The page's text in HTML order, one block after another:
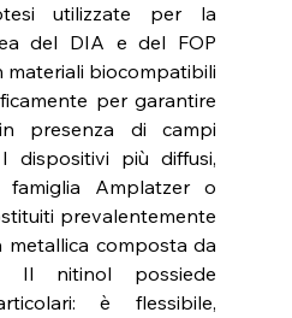
utilizzate per la
del DIA e del FOP
materiali biocompatibili
per garantire
presenza di campi
dispositivi più diffusi,
Amplatzer o
prevalentemente
metallica composta da
Il nitinol possiede
è flessibile,